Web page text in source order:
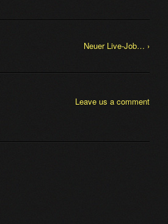
Neuer Live-Job… ›
Leave us a comment